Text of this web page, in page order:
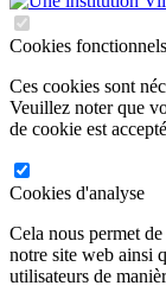
Cookies fonctionnels
Ces cookies sont
Veuillez noter que
de cookie est
Cookies d'analyse
Cela nous permet
notre site web ainsi
utilisateurs de